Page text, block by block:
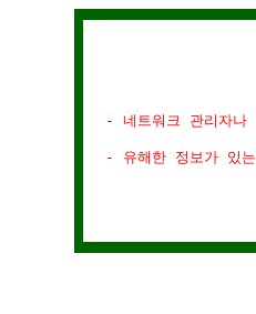
- 네트워크 관리자나
- 유해한 정보가 있